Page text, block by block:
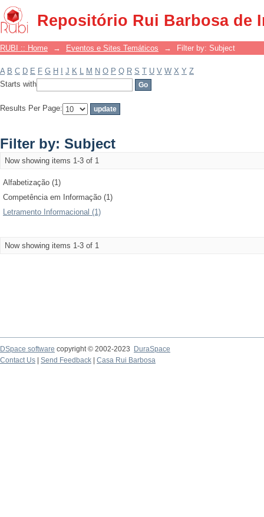
Repositório Rui Barbosa de
Filter by: Subject
RUBI :: Home → Eventos e Sites Temáticos → Filter by: Subject
A B C D E F G H J K L M N O P Q R S T U V W X Y Z
Starts with
Results Per Page:
Filter by: Subject
Now showing items 1-3 of 1
Alfabetização (1)
Competência em Informação (1)
Letramento Informacional (1)
Now showing items 1-3 of 1
DSpace software copyright © 2002-2023
DuraSpace
Contact Us
Send Feedback Casa Rui Barbosa